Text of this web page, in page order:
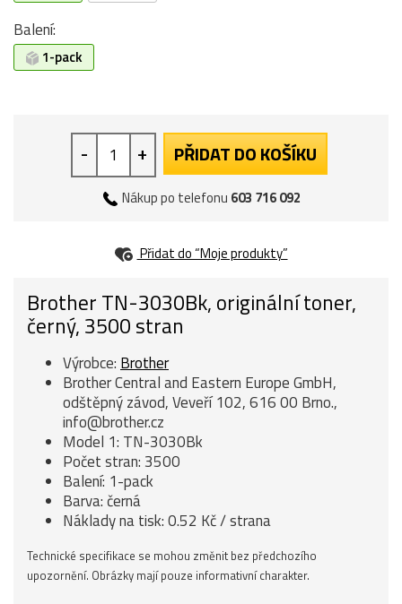
Balení:
1-pack
- + PŘIDAT DO KOŠÍKU
Nákup po telefonu 603 716 092
Přidat do “Moje produkty”
Brother TN-3030Bk, originální toner,
černý, 3500 stran
Výrobce: Brother
Brother Central and Eastern Europe GmbH,
odštěpný závod, Veveří 102, 616 00 Brno.,
info@brother.cz
Model 1: TN-3030Bk
Počet stran: 3500
Balení: 1-pack
Barva: černá
Náklady na tisk: 0.52 Kč / strana
Technické specifikace se mohou změnit bez předchozího
upozornění. Obrázky mají pouze informativní charakter.